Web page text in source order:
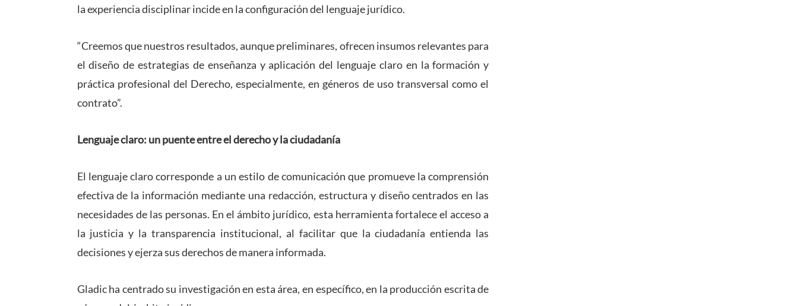
la experiencia disciplinar incide en la configuración del lenguaje jurídico.
“Creemos que nuestros resultados, aunque preliminares, ofrecen insumos relevantes para
el diseño de estrategias de enseñanza y aplicación del lenguaje claro en la formación y
práctica profesional del Derecho, especialmente, en géneros de uso transversal como el
contrato”.
Lenguaje claro: un puente entre el derecho y la ciudadanía
El lenguaje claro corresponde a un estilo de comunicación que promueve la comprensión
efectiva de la información mediante una redacción, estructura y diseño centrados en las
necesidades de las personas. En el ámbito jurídico, esta herramienta fortalece el acceso a
la justicia y la transparencia institucional, al facilitar que la ciudadanía entienda las
decisiones y ejerza sus derechos de manera informada.
Gladic ha centrado su investigación en esta área, en específico, en la producción escrita de